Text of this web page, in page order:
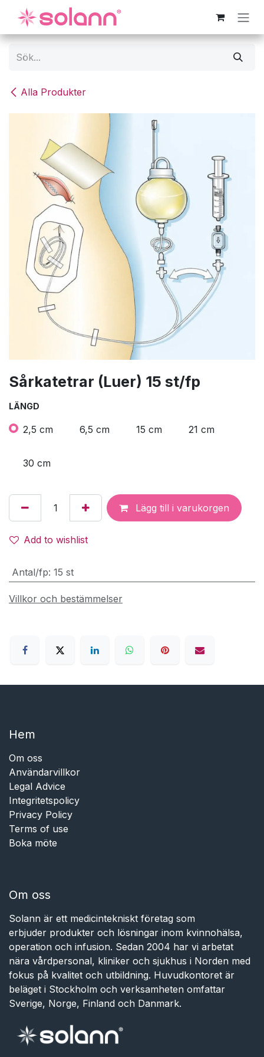
Hoppa till innehåll
Alla Produkter
Sårkatetrar (Luer) 15 st/fp
LÄNGD
2,5 cm 6,5 cm 15 cm 21 cm
30 cm
Lägg till i varukorgen
Add to wishlist
Antal/fp: 15 st
Villkor och bestämmelser
Hem​​
Om oss
Användarvillkor
Legal Advice
Integritetspolicy
Privacy Policy
Terms of use
Boka möte
Om oss
Solann är ett medicintekniskt företag som
erbjuder produkter och lösningar inom kvinnohälsa,
operation och infusion. Sedan 2004 har vi arbetat
nära vårdpersonal, kliniker och sjukhus i Norden med
fokus på kvalitet och utbildning. Huvudkontoret är
beläget i Stockholm och verksamheten omfattar
Sverige, Norge, Finland och Danmark.